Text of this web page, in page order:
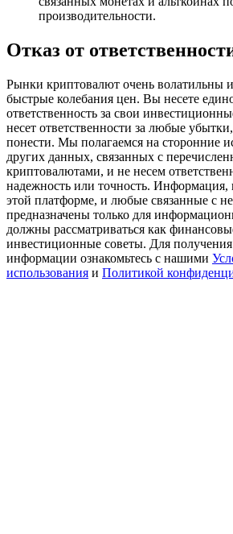
Exclusive for BitMart Users
Register & Trade to Win 500,000
Precious Metals Trading Carnival
Trade Gold & Silver · 33,333 USDT
USDT New User Exclusive 10%
USDT Flexible Staking | Daily
производительности.
Отказ от
Рынки криптовалют очень волатильны
быстрые колебания цен. Вы несете
ответственность за свои
несет ответственности за любые
понести. Мы полагаемся на сторонние
других данных, связанных с
криптовалютами, и не несем
надежность или точность. Информация,
этой платформе, и любые связанные с
предназначены только для
должны рассматриваться как
инвестиционные советы. Для
информации ознакомьтесь с нашими
использования и Политикой